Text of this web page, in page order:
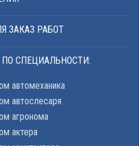
ЗАКАЗ РАБОТ
СПЕЦИАЛЬНОСТИ:
автомеханика
автослесаря
агронома
актера